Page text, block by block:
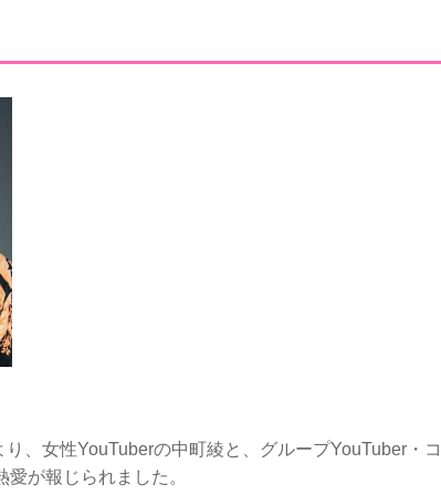
、女性YouTuberの中町綾と、グループYouTuber・コ
が報じられました。